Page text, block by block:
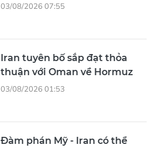
03/08/2026 07:55
Iran tuyên bố sắp đạt thỏa
thuận với Oman về Hormuz
03/08/2026 01:53
Đàm phán Mỹ - Iran có thể